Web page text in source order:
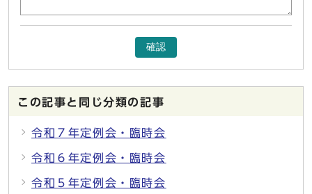
確認
この記事と同じ分類の記事
令和７年定例会・臨時会
令和６年定例会・臨時会
令和５年定例会・臨時会